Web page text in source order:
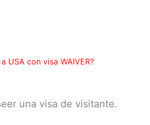
USA con visa WAIVER?
una visa de visitante.